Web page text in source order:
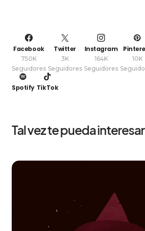
Facebook
750K
Seguidores
Twitter
3K
Seguidores
Instagram
164K
Seguidores
10K
Spotify TikTok
Tal vez te pueda interesar